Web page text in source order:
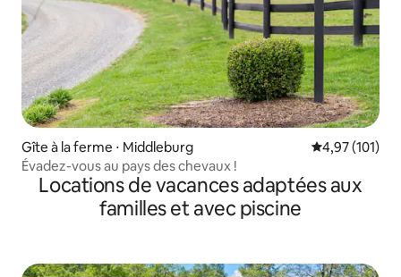
Gîte à la ferme ⋅ Middleburg Évaluation
4,97 (101)
Évadez-vous au pays des chevaux !
Locations de vacances adaptées aux
familles et avec piscine